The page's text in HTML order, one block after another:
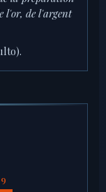
l'or, de l'argent